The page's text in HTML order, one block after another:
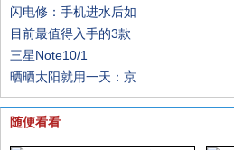
闪电修：手机进水后如
目前最值得入手的3款
三星Note10/1
晒晒太阳就用一天：京
随便看看